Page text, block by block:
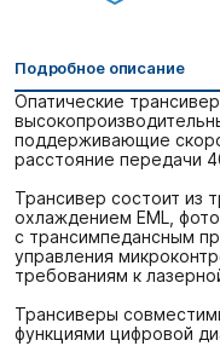
Подробное описание
Опатические
поддерживающие
расстояние передачи
Трансивер состоит из
охлаждением EML,
с трансимпедансным
управления
требованиям к
Трансиверы
функциями цифровой